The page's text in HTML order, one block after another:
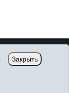
Закрыть